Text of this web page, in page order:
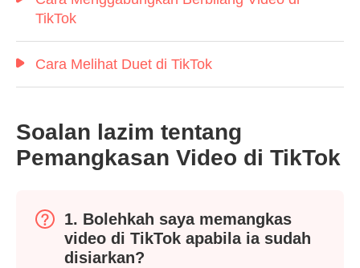
TikTok
Cara Melihat Duet di TikTok
Soalan lazim tentang
Pemangkasan Video di TikTok
1. Bolehkah saya memangkas
video di TikTok apabila ia sudah
disiarkan?